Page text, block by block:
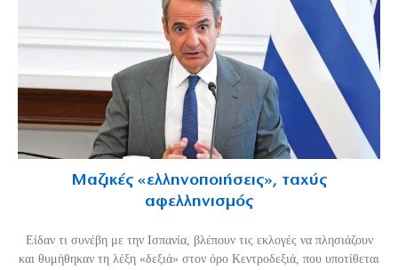
Μαζικές «ελληνοποιήσεις», ταχύς
αφελληνισμός
Είδαν τι συνέβη με την Ισπανία, βλέπουν τις εκλογές να πλησιάζουν
και θυμήθηκαν τη λέξη «δεξιά» στον όρο Κεντροδεξιά, που υποτίθεται